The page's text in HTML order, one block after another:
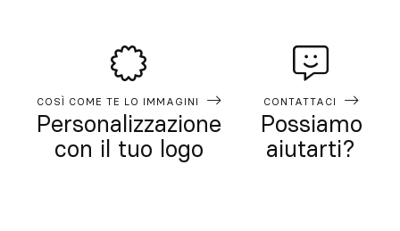
COSÌ COME TE LO IMMAGINI
Personalizzazione
con il tuo logo
CONTATTACI
Possiamo
aiutarti?